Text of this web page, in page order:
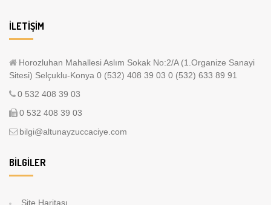
İLETIŞIM
Horozluhan Mahallesi Aslım Sokak No:2/A (1.Organize Sanayi
Sitesi) Selçuklu-Konya 0 (532) 408 39 03 0 (532) 633 89 91
0 532 408 39 03
0 532 408 39 03
bilgi@altunayzuccaciye.com
BILGILER
Site Haritası